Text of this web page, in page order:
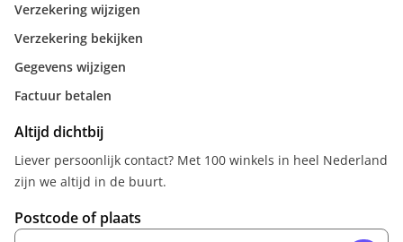
Verzekering wijzigen
Verzekering bekijken
Gegevens wijzigen
Factuur betalen
Altijd dichtbij
Liever persoonlijk contact? Met 100 winkels in heel Nederland
zijn we altijd in de buurt.
Postcode of plaats